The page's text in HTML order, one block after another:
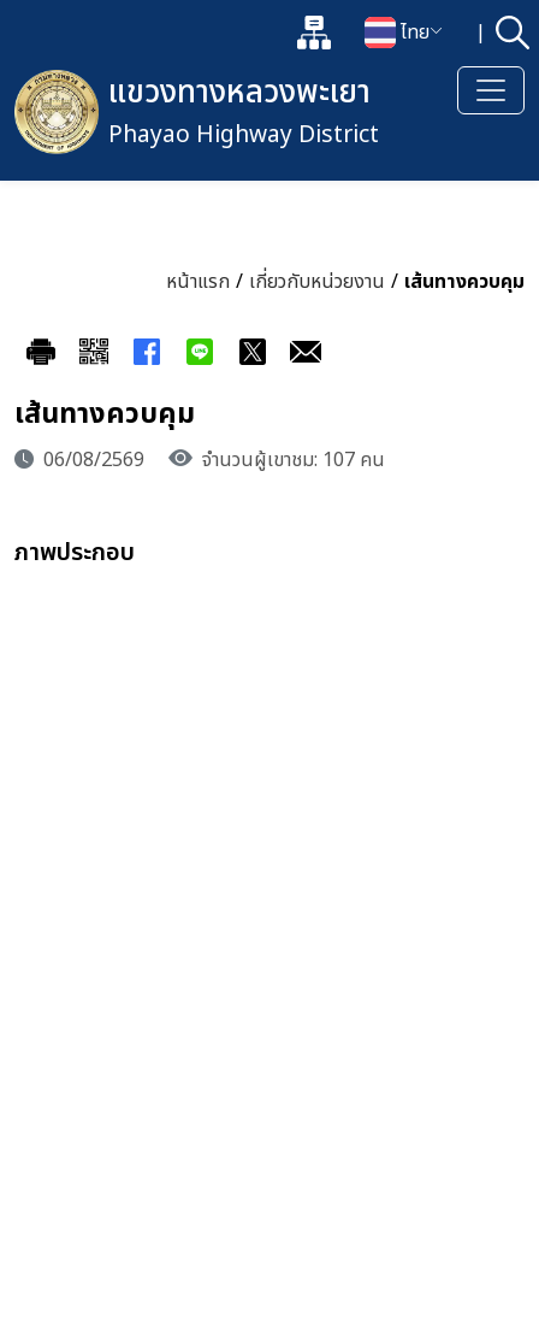
แผนผังเว็บไซต์
เปลี่ยนภาษา
ไทย | ค้
เปิดกล่องค้นหาข้อมูลหลักของเ
แขวงทางหลวงพะเยา
Phayao Highway District
หน้าแรก / เกี่ยวกับหน่วยงาน / เส้นทางควบคุม
เส้นทางควบคุม
06/08/2569 จำนวนผู้เขาชม: 107 คน
ภาพประกอบ